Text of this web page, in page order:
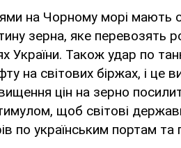
на Чорному морі мають
зерна, яке перевозять
України. Також удар по
на світових біржах, і це
цін на зерно
щоб світові
по українським портам та